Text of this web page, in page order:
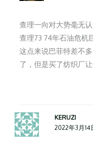
查理一向对大势毫无
查理73 74年石油危机
这点来说巴菲特差不
了，但是买了纺织厂
KERUZI
2022年3月14